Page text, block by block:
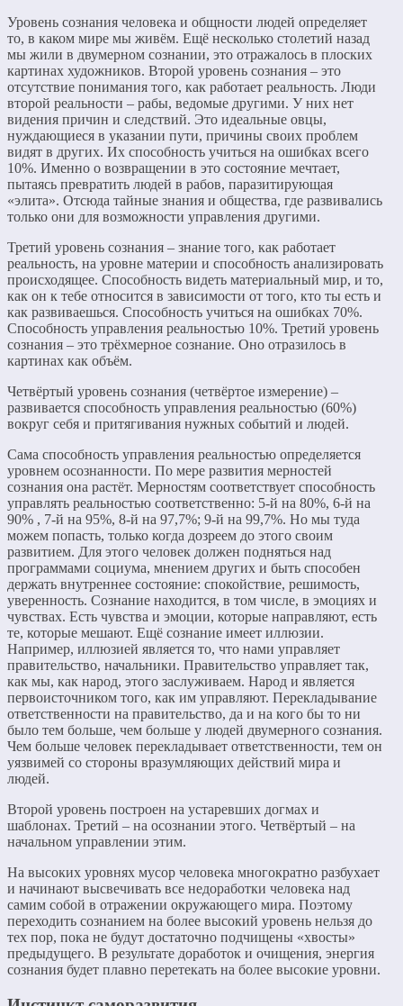
Уровень сознания человека и общности людей определяет
то, в каком мире мы живём. Ещё несколько столетий назад
мы жили в двумерном сознании, это отражалось в плоских
картинах художников. Второй уровень сознания – это
отсутствие понимания того, как работает реальность. Люди
второй реальности – рабы, ведомые другими. У них нет
видения причин и следствий. Это идеальные овцы,
нуждающиеся в указании пути, причины своих проблем
видят в других. Их способность учиться на ошибках всего
10%. Именно о возвращении в это состояние мечтает,
пытаясь превратить людей в рабов, паразитирующая
«элита». Отсюда тайные знания и общества, где развивались
только они для возможности управления другими.
Третий уровень сознания – знание того, как работает
реальность, на уровне материи и способность анализировать
происходящее. Способность видеть материальный мир, и то,
как он к тебе относится в зависимости от того, кто ты есть и
как развиваешься. Способность учиться на ошибках 70%.
Способность управления реальностью 10%. Третий уровень
сознания – это трёхмерное сознание. Оно отразилось в
картинах как объём.
Четвёртый уровень сознания (четвёртое измерение) –
развивается способность управления реальностью (60%)
вокруг себя и притягивания нужных событий и людей.
Сама способность управления реальностью определяется
уровнем осознанности. По мере развития мерностей
сознания она растёт. Мерностям соответствует способность
управлять реальностью соответственно: 5-й на 80%, 6-й на
90% , 7-й на 95%, 8-й на 97,7%; 9-й на 99,7%. Но мы туда
можем попасть, только когда дозреем до этого своим
развитием. Для этого человек должен подняться над
программами социума, мнением других и быть способен
держать внутреннее состояние: спокойствие, решимость,
уверенность. Сознание находится, в том числе, в эмоциях и
чувствах. Есть чувства и эмоции, которые направляют, есть
те, которые мешают. Ещё сознание имеет иллюзии.
Например, иллюзией является то, что нами управляет
правительство, начальники. Правительство управляет так,
как мы, как народ, этого заслуживаем. Народ и является
первоисточником того, как им управляют. Перекладывание
ответственности на правительство, да и на кого бы то ни
было тем больше, чем больше у людей двумерного сознания.
Чем больше человек перекладывает ответственности, тем он
уязвимей со стороны вразумляющих действий мира и
людей.
Второй уровень построен на устаревших догмах и
шаблонах. Третий – на осознании этого. Четвёртый – на
начальном управлении этим.
На высоких уровнях мусор человека многократно разбухает
и начинают высвечивать все недоработки человека над
самим собой в отражении окружающего мира. Поэтому
переходить сознанием на более высокий уровень нельзя до
тех пор, пока не будут достаточно подчищены «хвосты»
предыдущего. В результате доработок и очищения, энергия
сознания будет плавно перетекать на более высокие уровни.